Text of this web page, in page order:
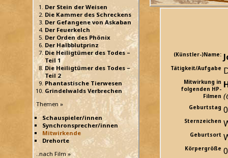
Der Stein der Weisen
Die Kammer des Schreckens
Der Gefangene von Askaban
Der Feuerkelch
Der Orden des Phönix
Der Halbblutprinz
Die Heiligtümer des Todes –
Teil 1
Die Heiligtümer des Todes –
Teil 2
Phantastische Tierwesen
Grindelwalds Verbrechen
Themen »
Schauspieler/innen
Synchronsprecher/innen
Mitwirkende
Drehorte
..nach Film »
(Künstler-)Name:
Tätigkeit/Aufgabe
Mitwirkung in
folgenden HP-
Filmen
Geburtstag
Sternzeichen
Geburtsort
Körpergröße